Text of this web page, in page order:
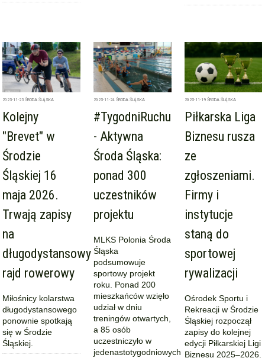
2025-11-25 ŚRODA ŚLĄSKA
Kolejny
"Brevet" w
Środzie
Śląskiej 16
maja 2026.
Trwają zapisy
na
długodystansowy
rajd rowerowy
Miłośnicy kolarstwa
długodystansowego
ponownie spotkają
się w Środzie
Śląskiej.
2025-11-24 ŚRODA ŚLĄSKA
#TygodniRuchu
- Aktywna
Środa Śląska:
ponad 300
uczestników
projektu
MLKS Polonia Środa
Śląska
podsumowuje
sportowy projekt
roku. Ponad 200
mieszkańców wzięło
udział w dniu
treningów otwartych,
a 85 osób
uczestniczyło w
jedenastotygodniowych
2025-11-19 ŚRODA ŚLĄSKA
Piłkarska Liga
Biznesu rusza
ze
zgłoszeniami.
Firmy i
instytucje
staną do
sportowej
rywalizacji
Ośrodek Sportu i
Rekreacji w Środzie
Śląskiej rozpoczął
zapisy do kolejnej
edycji Piłkarskiej Ligi
Biznesu 2025–2026.